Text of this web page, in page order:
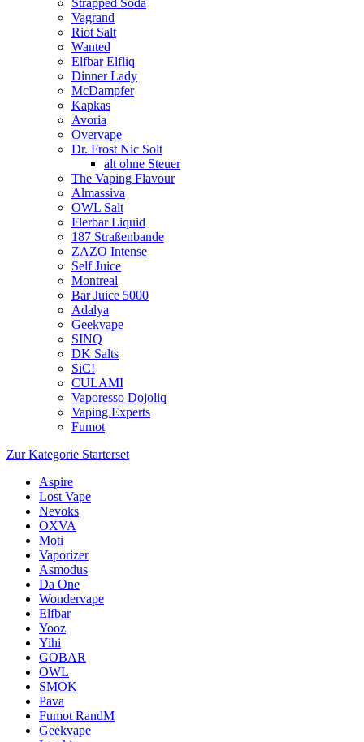
Strapped Soda
Vagrand
Riot Salt
Wanted
Elfbar Elfliq
Dinner Lady
McDampfer
Kapkas
Avoria
Overvape
Dr. Frost Nic Solt
alt ohne Steuer
The Vaping Flavour
Almassiva
OWL Salt
Flerbar Liquid
187 Straßenbande
ZAZO Intense
Self Juice
Montreal
Bar Juice 5000
Adalya
Geekvape
SINQ
DK Salts
SiC!
CULAMI
Vaporesso Dojoliq
Vaping Experts
Fumot
Zur Kategorie Starterset
Aspire
Lost Vape
Nevoks
OXVA
Moti
Vaporizer
Asmodus
Da One
Wondervape
Elfbar
Yooz
Yihi
GOBAR
OWL
SMOK
Pava
Fumot RandM
Geekvape